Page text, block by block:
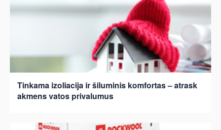
Tinkama izoliacija ir šiluminis komfortas – atrask
akmens vatos privalumus